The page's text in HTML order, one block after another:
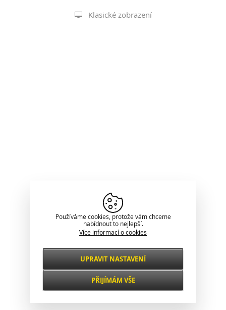
Klasické zobrazení
Používáme cookies, protože vám chceme
nabídnout to nejlepší.
Více informací o cookies
Nezbytné
VŽDY AKTIVNÍ
Funkční a
UPRAVIT NASTAVENÍ
PŘIJÍMÁM VŠE